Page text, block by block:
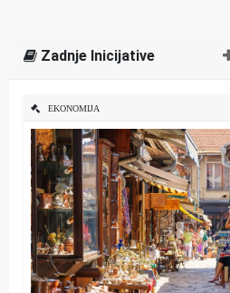
Zadnje Inicijative
EKONOMIJA